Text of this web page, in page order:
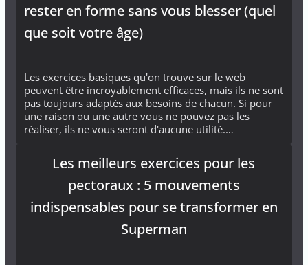
rester en forme sans vous blesser (quel
que soit votre âge)
Les exercices basiques qu'on trouve sur le web
peuvent être incroyablement efficaces, mais ils ne sont
pas toujours adaptés aux besoins de chacun. Si pour
une raison ou une autre vous ne pouvez pas les
réaliser, ils ne vous seront d'aucune utilité.…
Les meilleurs exercices pour les
pectoraux : 5 mouvements
indispensables pour se transformer en
Superman